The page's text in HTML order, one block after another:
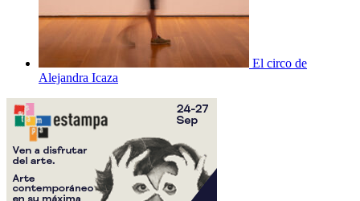
El circo de
Alejandra Icaza